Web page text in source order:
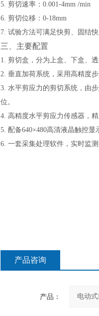
5. 剪切速率： 0.001-4mm /min
6. 剪切位移： 0-18mm
7. 试验方法可满足快剪、固结快
三、主要配置
1. 剪切盒，分为上盒、下盒、
2. 垂直加荷系统，采用高精度
3. 水平剪应力的剪切系统，由
位。
4. 高精度水平剪应力传感器，
5. 配备640×480高清液晶触控
6. 一套采集处理软件，实时监
产品咨询
产品：